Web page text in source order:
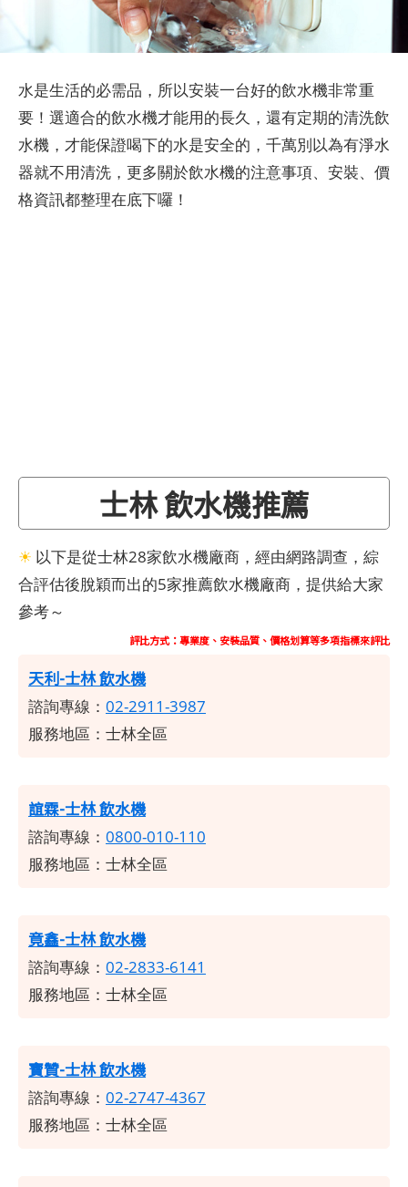
水是生活的必需品，所以安裝一台好的飲水機非常重
要！選適合的飲水機才能用的長久，還有定期的清洗飲
水機，才能保證喝下的水是安全的，千萬別以為有淨水
器就不用清洗，更多關於飲水機的注意事項、安裝、價
格資訊都整理在底下囉！
士林 飲水機推薦
☀ 以下是從士林28家飲水機廠商，經由網路調查，綜
合評估後脫穎而出的5家推薦飲水機廠商，提供給大家
參考～
評比方式：專業度、安裝品質、價格划算等多項指標來評比
天利-士林 飲水機
諮詢專線： 02-2911-3987
服務地區：士林全區
誼霖-士林 飲水機
諮詢專線： 0800-010-110
服務地區：士林全區
竟鑫-士林 飲水機
諮詢專線： 02-2833-6141
服務地區：士林全區
寶贊-士林 飲水機
諮詢專線： 02-2747-4367
服務地區：士林全區